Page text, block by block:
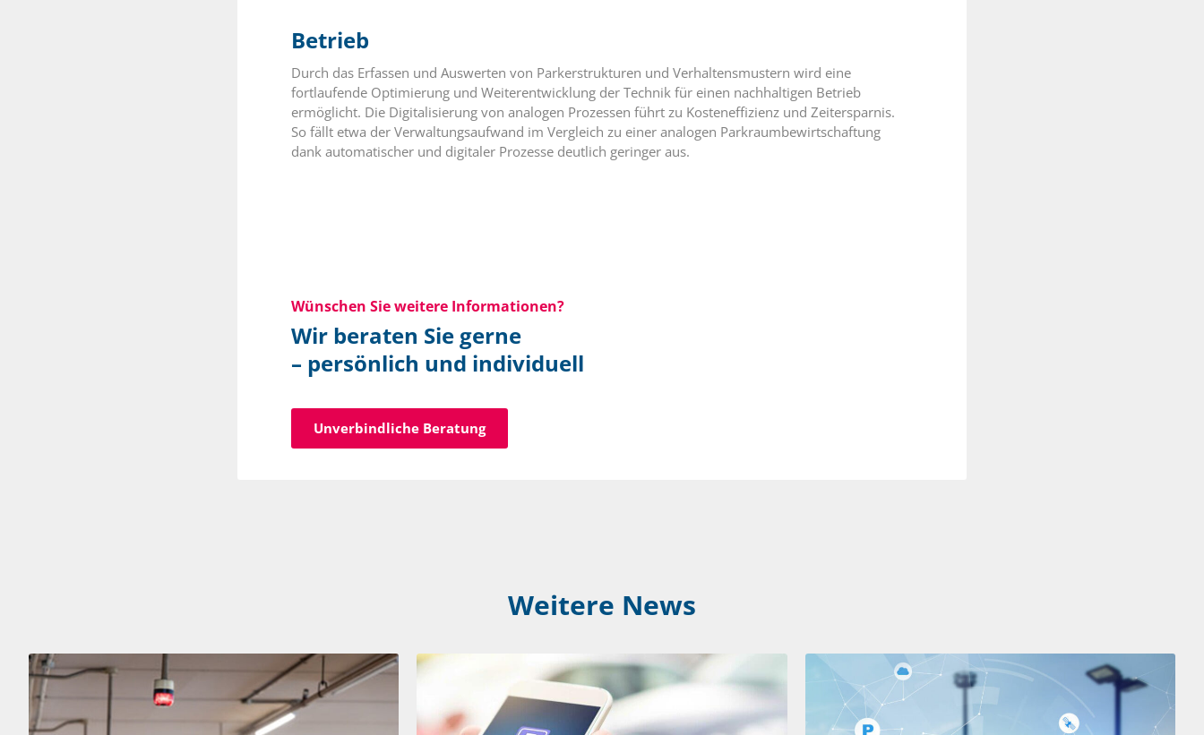
Betrieb
Durch das Erfassen und Auswerten von Parkerstrukturen und Verhaltensmustern wird eine
fortlaufende Optimierung und Weiterentwicklung der Technik für einen nachhaltigen Betrieb
ermöglicht. Die Digitalisierung von analogen Prozessen führt zu Kosteneffizienz und Zeitersparnis.
So fällt etwa der Verwaltungsaufwand im Vergleich zu einer analogen Parkraumbewirtschaftung
dank automatischer und digitaler Prozesse deutlich geringer aus.
Wünschen Sie weitere Informationen?
Wir beraten Sie gerne
– persönlich und individuell
Unverbindliche Beratung
Weitere News